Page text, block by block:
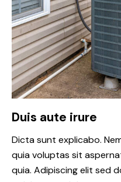
Duis aute irure
Dicta sunt explicabo.
quia voluptas sit
quia. Adipiscing elit sed